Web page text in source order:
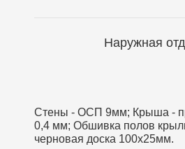
Наружная
Стены - ОСП 9мм; Крыша -
0,4 мм; Обшивка полов
черновая доска 100х25мм.